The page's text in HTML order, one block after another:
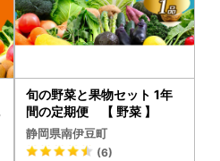
旬の野菜と果物セット 1年
間の定期便 【 野菜 】
静岡県南伊豆町
(6)